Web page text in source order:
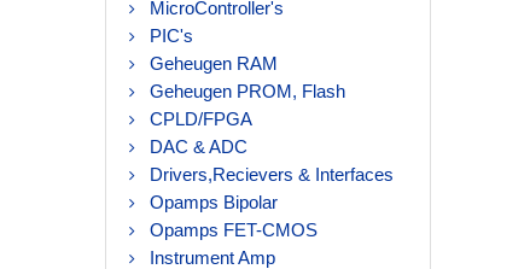
MicroController's
PIC's
Geheugen RAM
Geheugen PROM, Flash
CPLD/FPGA
DAC & ADC
Drivers,Recievers & Interfaces
Opamps Bipolar
Opamps FET-CMOS
Instrument Amp